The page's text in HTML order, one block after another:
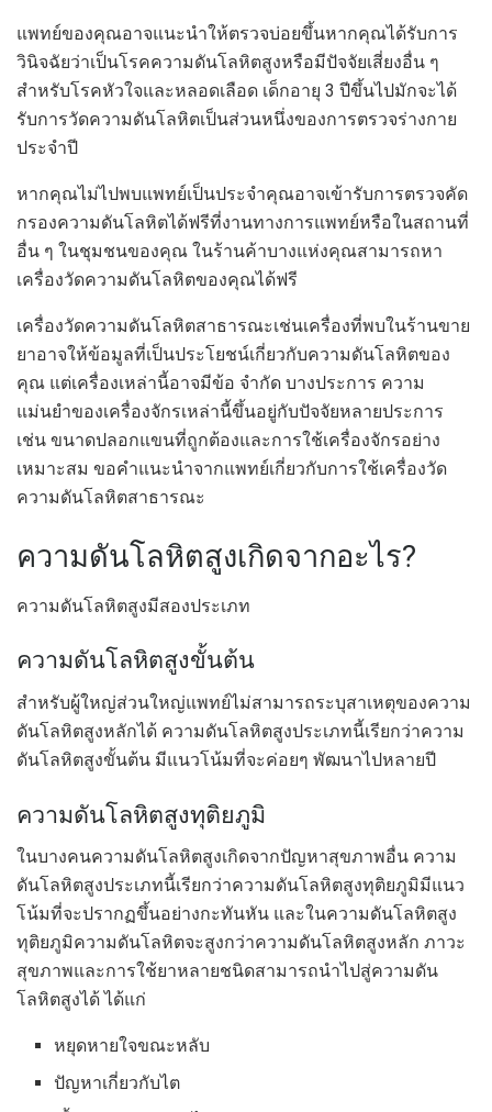
แพทย์ของคุณอาจแนะนำให้ตรวจบ่อยขึ้นหากคุณได้รับการ
วินิจฉัยว่าเป็นโรคความดันโลหิตสูงหรือมีปัจจัยเสี่ยงอื่น ๆ
สำหรับโรคหัวใจและหลอดเลือด เด็กอายุ 3 ปีขึ้นไปมักจะได้
รับการวัดความดันโลหิตเป็นส่วนหนึ่งของการตรวจร่างกาย
ประจำปี
หากคุณไม่ไปพบแพทย์เป็นประจำคุณอาจเข้ารับการตรวจคัด
กรองความดันโลหิตได้ฟรีที่งานทางการแพทย์หรือในสถานที่
อื่น ๆ ในชุมชนของคุณ ในร้านค้าบางแห่งคุณสามารถหา
เครื่องวัดความดันโลหิตของคุณได้ฟรี
เครื่องวัดความดันโลหิตสาธารณะเช่นเครื่องที่พบในร้านขาย
ยาอาจให้ข้อมูลที่เป็นประโยชน์เกี่ยวกับความดันโลหิตของ
คุณ แต่เครื่องเหล่านี้อาจมีข้อ จำกัด บางประการ ความ
แม่นยำของเครื่องจักรเหล่านี้ขึ้นอยู่กับปัจจัยหลายประการ
เช่น ขนาดปลอกแขนที่ถูกต้องและการใช้เครื่องจักรอย่าง
เหมาะสม ขอคำแนะนำจากแพทย์เกี่ยวกับการใช้เครื่องวัด
ความดันโลหิตสาธารณะ
ความดันโลหิตสูงเกิดจากอะไร?
ความดันโลหิตสูงมีสองประเภท
ความดันโลหิตสูงขั้นต้น
สำหรับผู้ใหญ่ส่วนใหญ่แพทย์ไม่สามารถระบุสาเหตุของความ
ดันโลหิตสูงหลักได้ ความดันโลหิตสูงประเภทนี้เรียกว่าความ
ดันโลหิตสูงขั้นต้น มีแนวโน้มที่จะค่อยๆ พัฒนาไปหลายปี
ความดันโลหิตสูงทุติยภูมิ
ในบางคนความดันโลหิตสูงเกิดจากปัญหาสุขภาพอื่น ความ
ดันโลหิตสูงประเภทนี้เรียกว่าความดันโลหิตสูงทุติยภูมิมีแนว
โน้มที่จะปรากฏขึ้นอย่างกะทันหัน และในความดันโลหิตสูง
ทุติยภูมิความดันโลหิตจะสูงกว่าความดันโลหิตสูงหลัก ภาวะ
สุขภาพและการใช้ยาหลายชนิดสามารถนำไปสู่ความดัน
โลหิตสูงได้ ได้แก่
หยุดหายใจขณะหลับ
ปัญหาเกี่ยวกับไต